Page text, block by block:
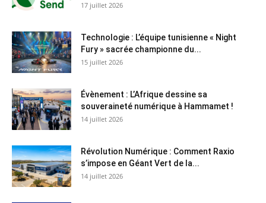
17 juillet 2026
Technologie : L’équipe tunisienne « Night
Fury » sacrée championne du...
15 juillet 2026
Évènement : L’Afrique dessine sa
souveraineté numérique à Hammamet !
14 juillet 2026
Révolution Numérique : Comment Raxio
s’impose en Géant Vert de la...
14 juillet 2026